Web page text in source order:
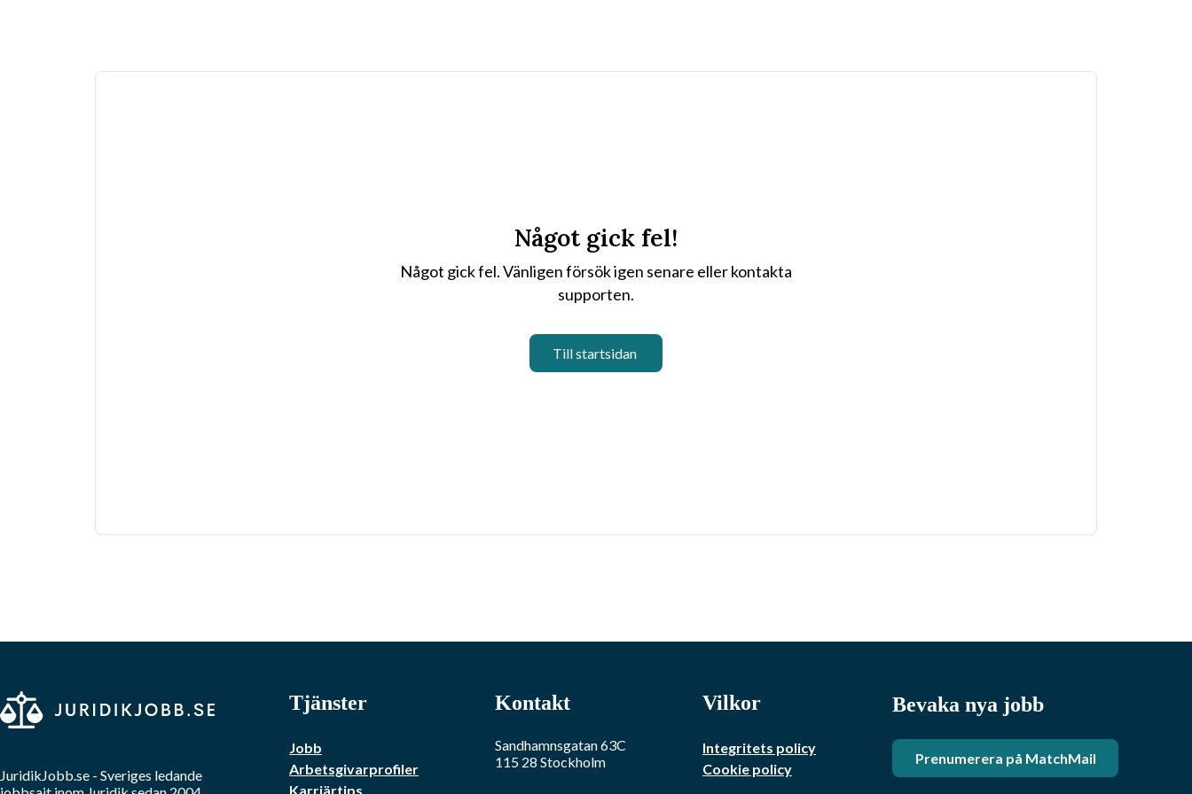
Något gick fel!
Något gick fel. Vänligen försök igen senare eller kontakta
supporten.
Till startsidan
JuridikJobb.se - Sveriges ledande
Tjänster
Jobb
Arbetsgivarprofiler
Karriärtips
Kontakt
Sandhamnsgatan 63C
115 28 Stockholm
Vilkor
Integritets policy
Cookie policy
Bevaka nya jobb
Prenumerera på MatchMail